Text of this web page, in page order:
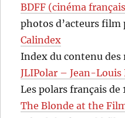
BDFF (cinéma
photos d’acteurs film
Calindex
Index du contenu des
JLIPolar – Jean-Louis
Les polars français de
The Blonde at the